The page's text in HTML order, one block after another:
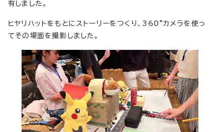
有しました。
ヒヤリハットをもとにストーリーをつくり、360°カメラを使っ
てその場面を撮影しました。